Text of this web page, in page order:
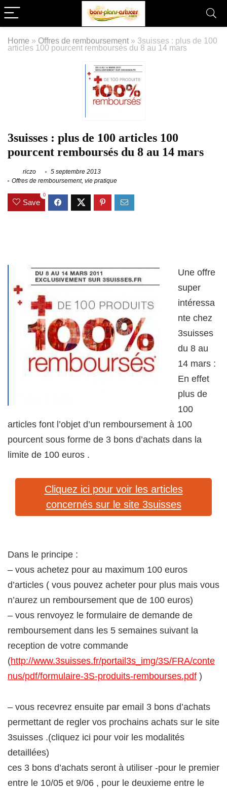
Home » Offres de remboursement » 3suisses : plus de 100
articles 100 pourcent remboursés du 8 au 14 mars
3suisses : plus de 100 articles 100
pourcent remboursés du 8 au 14 mars
riczo
5 septembre 2013
Offres de remboursement, vie pratique
Save
0
Une offre
super
intéressa
nte chez
3suisses
du 8 au
14 mars :
En effet
plus de
100
articles font l’objet d’un remboursement à 100
pourcent sous forme de 3 bons d’achats dans la
limite de 100 euros .
Cliquez ici pour voir les articles
concernés sur le site 3suisses
Dans le principe :
– vous achetez pour au maximum 100 euros
d’articles ( vous pouvez acheter pour plus mais vous
n’aurez un remboursement que de 100 euros)
– vous renvoyez le formulaire de demande de
remboursement dans les 5 semaines suivant la
reception de votre commande
(http://www.3suisses.fr/portail3s_img/3S/FRA/conte
nus/pdf/formulaire-3S-produits-rembourses.pdf )
– vous recevrez ensuite par email 3 bons d’achats
permettant de regler vos prochains achats sur le site
3suisses .(cliquez ici pour voir les modalités
detaillées)
ces 3 bons d’achats seront à utiliser -pour le premier
entre le 10/05 et 9/06 , pour le deuxieme entre le